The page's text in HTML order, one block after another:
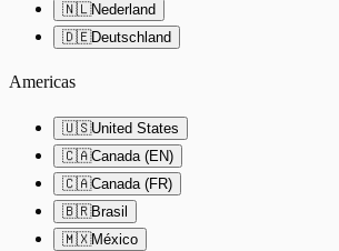
🇳🇱Nederland
🇩🇪Deutschland
Americas
🇺🇸United States
🇨🇦Canada (EN)
🇨🇦Canada (FR)
🇧🇷Brasil
🇲🇽México